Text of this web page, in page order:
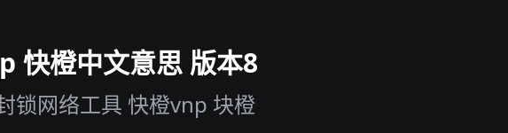
快橙中文意思 版本8
锁网络工具 快橙vnp 块橙